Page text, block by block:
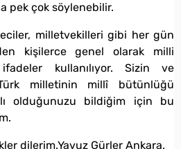
pek çok söylenebilir.
milletvekilleri gibi her gün
kişilerce genel olarak milli
kullanılıyor. Sizin ve
milletinin millî bütünlüğü
olduğunuzu bildiğim için bu
dilerim.Yavuz Gürler Ankara.